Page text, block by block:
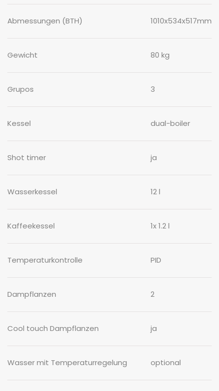
Abmessungen (BTH) 1010x534x517mm
Gewicht 80 kg
Grupos 3
Kessel dual-boiler
Shot timer ja
Wasserkessel 12 l
Kaffeekessel 1x 1.2 l
Temperaturkontrolle PID
Dampflanzen 2
Cool touch Dampflanzen ja
Wasser mit Temperaturregelung optional